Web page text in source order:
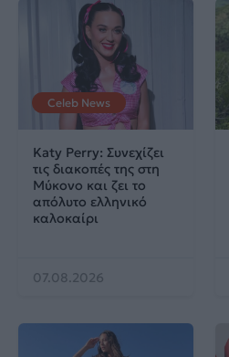
Celeb News
Katy Perry: Συνεχίζει
τις διακοπές της στη
Μύκονο και ζει το
απόλυτο ελληνικό
καλοκαίρι
07.08.2026